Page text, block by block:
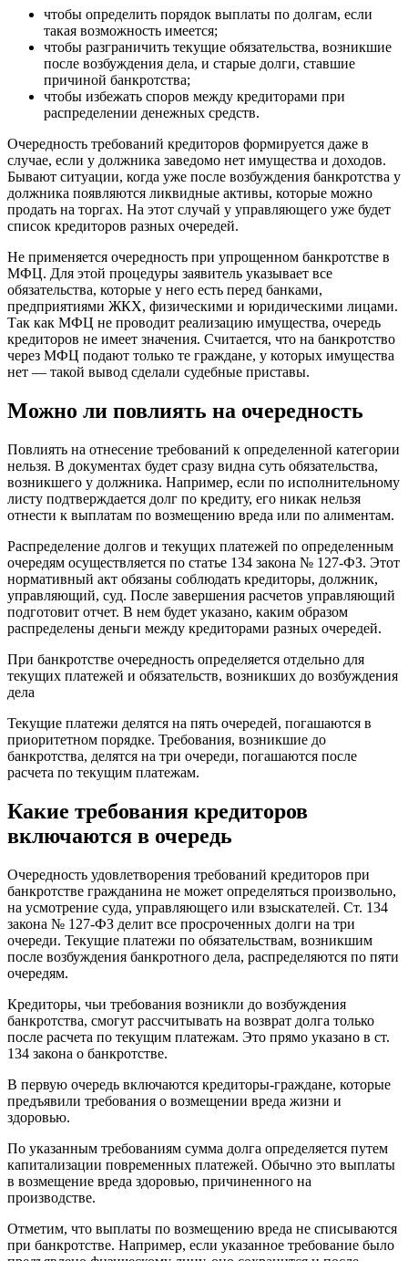
чтобы определить порядок выплаты по долгам, если
такая возможность имеется;
чтобы разграничить текущие обязательства, возникшие
после возбуждения дела, и старые долги, ставшие
причиной банкротства;
чтобы избежать споров между кредиторами при
распределении денежных средств.
Очередность требований кредиторов формируется даже в
случае, если у должника заведомо нет имущества и доходов.
Бывают ситуации, когда уже после возбуждения банкротства у
должника появляются ликвидные активы, которые можно
продать на торгах. На этот случай у управляющего уже будет
список кредиторов разных очередей.
Не применяется очередность при упрощенном банкротстве в
МФЦ. Для этой процедуры заявитель указывает все
обязательства, которые у него есть перед банками,
предприятиями ЖКХ, физическими и юридическими лицами.
Так как МФЦ не проводит реализацию имущества, очередь
кредиторов не имеет значения. Считается, что на банкротство
через МФЦ подают только те граждане, у которых имущества
нет — такой вывод сделали судебные приставы.
Можно ли повлиять на очередность
Повлиять на отнесение требований к определенной категории
нельзя. В документах будет сразу видна суть обязательства,
возникшего у должника. Например, если по исполнительному
листу подтверждается долг по кредиту, его никак нельзя
отнести к выплатам по возмещению вреда или по алиментам.
Распределение долгов и текущих платежей по определенным
очередям осуществляется по статье 134 закона № 127-ФЗ. Этот
нормативный акт обязаны соблюдать кредиторы, должник,
управляющий, суд. После завершения расчетов управляющий
подготовит отчет. В нем будет указано, каким образом
распределены деньги между кредиторами разных очередей.
При банкротстве очередность определяется отдельно для
текущих платежей и обязательств, возникших до возбуждения
дела
Текущие платежи делятся на пять очередей, погашаются в
приоритетном порядке. Требования, возникшие до
банкротства, делятся на три очереди, погашаются после
расчета по текущим платежам.
Какие требования кредиторов
включаются в очередь
Очередность удовлетворения требований кредиторов при
банкротстве гражданина не может определяться произвольно,
на усмотрение суда, управляющего или взыскателей. Ст. 134
закона № 127-ФЗ делит все просроченных долги на три
очереди. Текущие платежи по обязательствам, возникшим
после возбуждения банкротного дела, распределяются по пяти
очередям.
Кредиторы, чьи требования возникли до возбуждения
банкротства, смогут рассчитывать на возврат долга только
после расчета по текущим платежам. Это прямо указано в ст.
134 закона о банкротстве.
В первую очередь включаются кредиторы-граждане, которые
предъявили требования о возмещении вреда жизни и
здоровью.
По указанным требованиям сумма долга определяется путем
капитализации повременных платежей. Обычно это выплаты
в возмещение вреда здоровью, причиненного на
производстве.
Отметим, что выплаты по возмещению вреда не списываются
при банкротстве. Например, если указанное требование было